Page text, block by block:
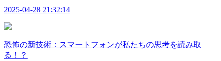
2025-04-28 21:32:14
恐怖の新技術：スマートフォンが私たちの思考を読み取
る！？